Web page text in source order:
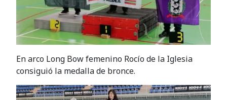
En arco Long Bow femenino Rocío de la Iglesia
consiguió la medalla de bronce.